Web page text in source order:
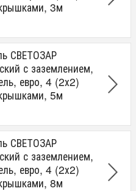
3м
СВЕТОЗАР
с заземлением,
евро, 4 (2х2)
5м
СВЕТОЗАР
с заземлением,
евро, 4 (2х2)
8м